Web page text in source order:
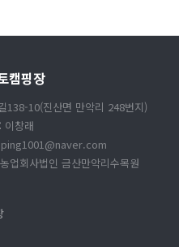
캠핑장
138-10(진산면 만악리 248번지)
이창래
회사법인 금산만악리수목원